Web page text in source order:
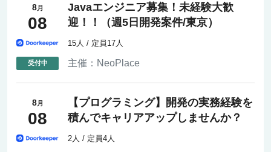
8月
08
Javaエンジニア募集！未経験大歓
迎！！（週5日開発案件/東京）
主催： NeoPlace
15人 / 定員17人
8月
08
【プログラミング】開発の実務経験を
積んでキャリアアップしませんか？
2人 / 定員4人